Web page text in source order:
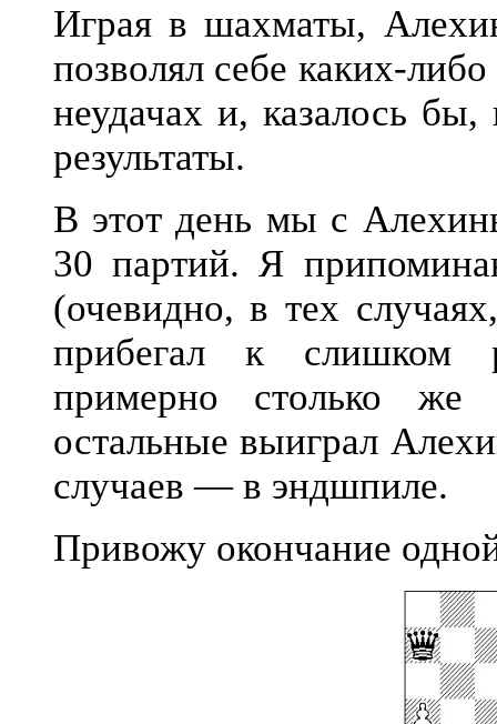
Играя в шахматы,
позволял себе каких-
неудачах и, казалось
результаты.
В этот день мы с
30 партий. Я
(очевидно, в тех
прибегал к слишком
примерно столько же
остальные выиграл
случаев — в эндшпиле.
Привожу окончание